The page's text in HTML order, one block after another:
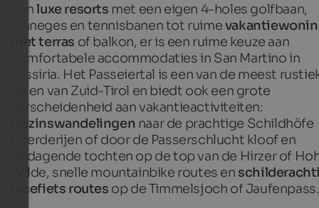
Vanluxe resorts met een eigen 4-holes golfbaan,
maneges en tennisbanen tot ruime
met terras of balkon, er is een ruime keuze aan
comfortabele accommodaties in San Martino in
Passiria. Het Passeiertal is een van de meest
dalen van Zuid-Tirol en biedt ook een grote
verscheidenheid aan vakantieactiviteiten:
Gezinswandelingen naar de prachtige Schildhöfe
boerderijen of door de Passerschlucht kloof en
uitdagende tochten op de top van de Hirzer of
Wilde, snelle mountainbike routes en
racefiets routes op de Timmelsjoch of Jaufenpass.